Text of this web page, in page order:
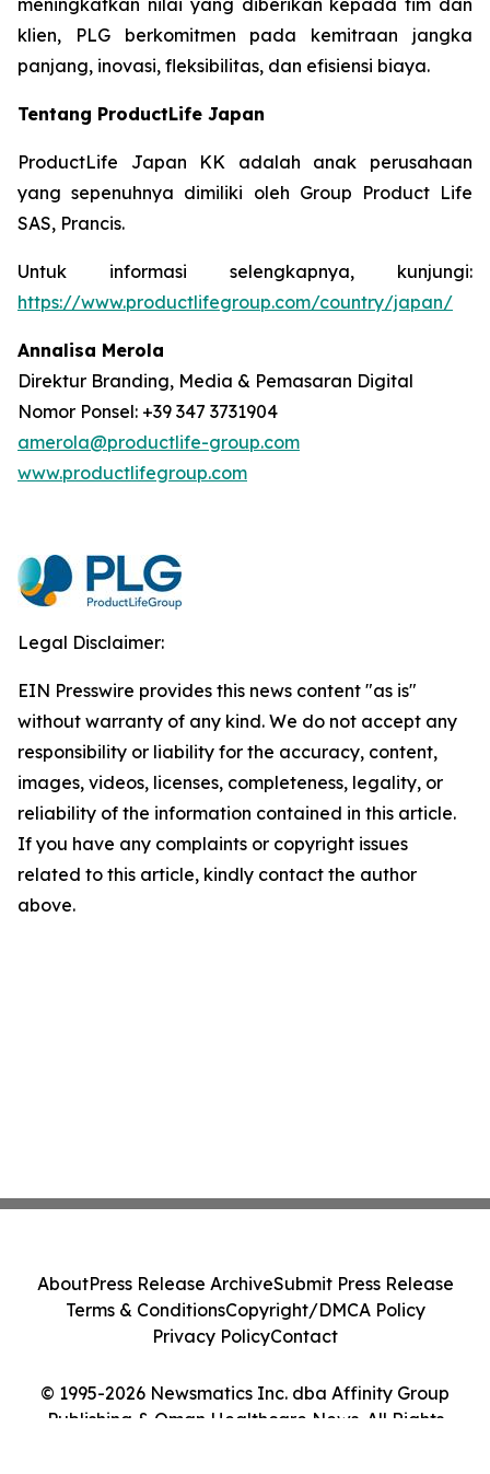
meningkatkan nilai yang diberikan kepada tim dan
klien, PLG berkomitmen pada kemitraan jangka
panjang, inovasi, fleksibilitas, dan efisiensi biaya.
Tentang ProductLife Japan
ProductLife Japan KK adalah anak perusahaan
yang sepenuhnya dimiliki oleh Group Product Life
SAS, Prancis.
Untuk informasi selengkapnya, kunjungi:
https://www.productlifegroup.com/country/japan/
Annalisa Merola
Direktur Branding, Media & Pemasaran Digital
Nomor Ponsel: +39 347 3731904
amerola@productlife-group.com
www.productlifegroup.com
Legal Disclaimer:
EIN Presswire provides this news content "as is"
without warranty of any kind. We do not accept any
responsibility or liability for the accuracy, content,
images, videos, licenses, completeness, legality, or
reliability of the information contained in this article.
If you have any complaints or copyright issues
related to this article, kindly contact the author
above.
© 1995-2026 Newsmatics Inc. dba Affinity Group
Publishing & Oman Healthcare News. All Rights
AboutPress Release ArchiveSubmit Press Release
Terms & ConditionsCopyright/DMCA Policy
Privacy PolicyContact